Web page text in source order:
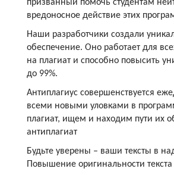
призванный помочь студентам
вредоносное действие этих
Наши разработчики создали
обеспечение. Оно работает для
на плагиат и способно повысить
до 99%.
Антиплагиус совершенствуется
всеми новыми уловками в
плагиат, ищем и находим пути их
антиплагиат
Будьте уверены – ваши тексты в
Повышение оригинальности текста